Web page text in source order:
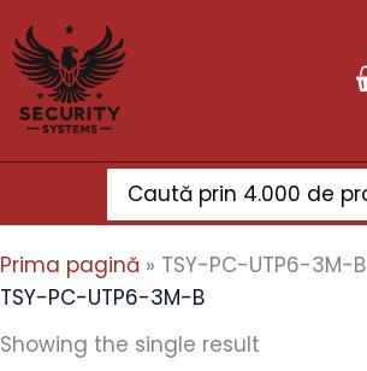
to
content
Search
for:
Prima pagină » TSY-PC-UTP6-3M-B
TSY-PC-UTP6-3M-B
Showing the single result